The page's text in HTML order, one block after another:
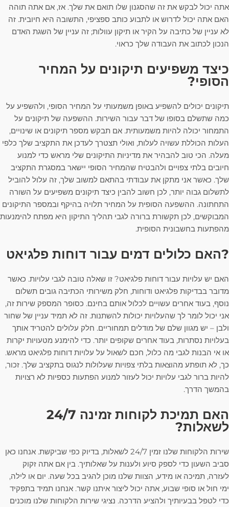
אתה יכול לבקש את זה שהסגנון שלו תואם את שלך. אז, אם אתה תוהה
האם אתה יכול לדרוש או לתבוע כותב ספציפי, התשובה היא חיובית. זה
לא עניין של כתיבה על הקיר או תיקון עוולות; זה עניין של השגת האדם
הנכון לכתוב את העבודה שלך כראוי.
כיצד משפיעים תיקונים על המחיר
הסופי?
תיקונים יכולים להשפיע באופן משמעותי על המחיר הסופי, ולהשפיע על
כמה שתשלם בסופו של דבר עבור השירות. ההשפעה של תיקונים על
התמחור יכולה להיות משמעותית. אם תבקש מספר תיקונים או שינויים,
העלות הכוללת עשויה לעלות, ואולי תצטרך לעדכן את התקציב שלך כלפי
מעלה. הכי טוב להבהיר את מדיניות התיקונים שלי מראש כדי למנוע
חיובים בלתי צפויים ולהבטיח שהמחיר הסופי יישאר במסגרת התקציב
שלך. כאשר אני מתקן את עבודתי בהתאם למשוב שלך, זה עלול להוביל
לתשלום גבוה יותר, לכן חשוב להבין כיצד תיקונים משפיעים על השורה
התחתונה. ההשפעה הסופית על המחיר תלויה בהיקף ובמספר התיקונים
המבוקשים, לכן תקשורת ברורה לגבי תהליך התיקון היא מפתח להימנעות
מהפתעות בחשבונית הסופית.
?האם כלולים דמים עבור דוחות פלגיאט
האם יש עלויות עבור דוחות פלגיאט? זו שאלה טובה לגבי עלויות. כאשר
מדובר בבדיקות פלגיאט ודוחות, חלק משירותי הכתיבה גובים תשלום
נוסף, בעוד אחרים עשויים לכלול אותם בחינם. כסופר המספק שירות זה,
אני יכול לומר לך שהעלויות יכולות להשתנות. זה לא תמיד עניין של שחור
ולבן – יש מגוון שלם של מודלים תמחוריים. חלק עלולים להטריד אותך
בעלויות נסתרות, בעוד אחרים שקופים יותר. כדי להימנע מטעויות יקרות
או אי הבנות לגבי מה כלול, חכם לשאול על עלויות דוחות פלגיאט מראש.
כך, לא תופתע מהוצאות בלתי צפויות שעלולות לנגוס בתקציב שלך. זכור,
להיות ברור לגבי עלויות יכול לעזור למנוע הפתעות כספיות לא רצויות
בהמשך הדרך.
האם תמיכת לקוחות זמינה 24/7
לשאלות?
שירות הלקוחות שלנו זמין 24/7 לשאלות, בדיוק כפי שביקשת. אנחנו כאן
סביב השעון כדי לספק סיוע ולענות על שאלותיך. בין אם אתה זקוק
לעזרה, תמיכה או מידע, הצוות שלנו מוכן להגיב בכל שעה. יום או לילה,
ימי חול או סופי שבוע, אתה יכול ליצור איתנו קשר. אנחנו תמיד בתפקיד
כדי לטפל בבעיותיך ולהציע הדרכה. נציגי שירות הלקוחות שלנו מוכנים